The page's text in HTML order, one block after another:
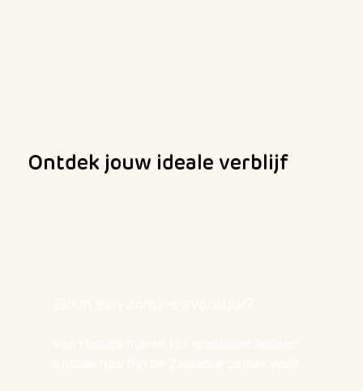
Ontdek jouw ideale verblijf